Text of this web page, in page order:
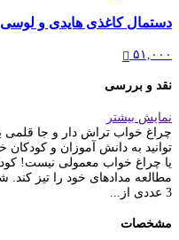
دستمال کاغذی هایدی و لوسی
۵۱,۰۰۰
نقد و بررسی
نمایش بیشتر
چراغ خواب تراش دار و جا قلمی
توانید به دانش آموزان و کودکان
یا چراغ خواب معمولی نیست!
مطالعه مدادهای خود را تیز
3 عددی از...
مشخصات